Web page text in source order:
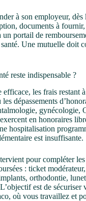
à son employeur,
documents à
portail de
Une mutuelle doit
reste indispensable ?
les frais restant
dépassements
en honoraires
hospitalisation
est insuffisante.
pour compléter
: ticket
orthodontie,
est de sécuriser
où vous travaillez et